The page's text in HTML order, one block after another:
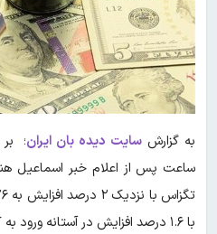
به گزارش سایت دیده بان ایران؛
ساعت پس از اعلام خبر اسماعیل
با ۱.۶ درصد افزایش در آستانه ورود به کانال ۸۰ دلاری قرار دارد.